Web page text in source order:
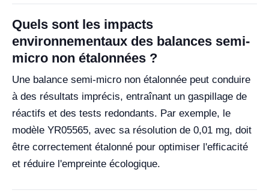
Quels sont les impacts
environnementaux des balances semi-
micro non étalonnées ?
Une balance semi-micro non étalonnée peut conduire
à des résultats imprécis, entraînant un gaspillage de
réactifs et des tests redondants. Par exemple, le
modèle YR05565, avec sa résolution de 0,01 mg, doit
être correctement étalonné pour optimiser l'efficacité
et réduire l'empreinte écologique.